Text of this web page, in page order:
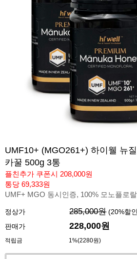
UMF10+ (MGO261+) 하이웰 뉴
카꿀 500g 3통
플친추가 쿠폰시 208,000원
통당 69,333원
UMF+ MGO 동시인증, 100% 모노플로
정상가 285,000원 (20%할
판매가
228,000원
적립금 1%(2280원)